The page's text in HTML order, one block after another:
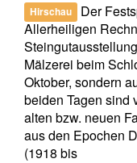
Hirschau
Der
Allerheiligen
Mälzerei beim
Oktober, sondern
beiden Tagen sind
alten bzw. neuen
aus den Epochen
(1918 bis